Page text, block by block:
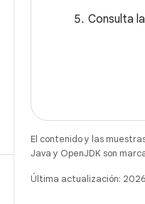
Consulta
El contenido y las
Java y OpenJDK son
Última actualización: